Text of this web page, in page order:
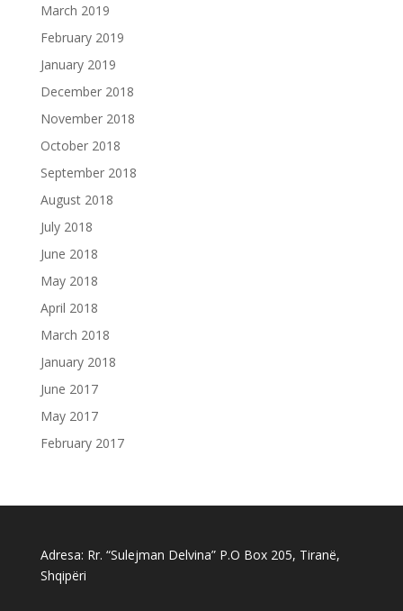
March 2019
February 2019
January 2019
December 2018
November 2018
October 2018
September 2018
August 2018
July 2018
June 2018
May 2018
April 2018
March 2018
January 2018
June 2017
May 2017
February 2017
Adresa: Rr. “Sulejman Delvina” P.O Box 205, Tiranë,
Shqipëri